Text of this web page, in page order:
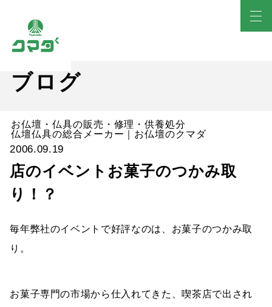
ブログ
お仏壇・仏具の販売・修理・供養処分
仏壇仏具の総合メーカー｜お仏壇のクマダ
2006.09.19
店のイベントお菓子のつかみ取
り！？
毎年弊社のイベントで好評なのは、お菓子のつかみ取
り。
お菓子専門の市場から仕入れてきた、喫茶店で出され